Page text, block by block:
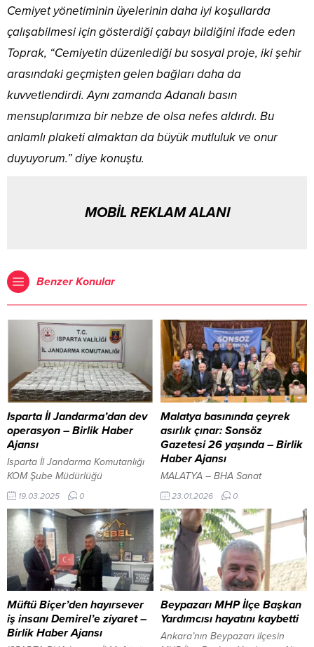
Cemiyet yönetiminin üyelerinin daha iyi koşullarda
çalışabilmesi için gösterdiği çabayı bildiğini ifade eden
Toprak, “Cemiyetin düzenlediği bu sosyal proje, iki şehir
arasındaki geçmişten gelen bağları daha da
kuvvetlendirdi. Aynı zamanda Adanalı basın
mensuplarımıza bir nebze de olsa nefes aldırdı. Bu
anlamlı plaketi almaktan da büyük mutluluk ve onur
duyuyorum.” diye konuştu.
MOBİL REKLAM ALANI
Benzer Konular
Isparta İl Jandarma’dan dev
operasyon – Birlik Haber
Ajansı
Isparta İl Jandarma Komutanlığı
KOM Şube Müdürlüğü
ekiplerince, kaçakçılık suçlarının
önlenmesi ve kaçakçılarla
mücadeleye yönelik yapılan
çalışmalar kapsamında çevre
illerden Isparta iline kaçak
makaron ve tütün mamülleri
getirilerek satışı yapılacağı bilgisi
üzerine operasyon başlatıldı.
Merkez İlçe Jandarma
Komutanlığı ekiplerince müşterek
yapılan operasyonda 2 şüpheli
şahsın aracında yapılan arama
19.03.2025 0
Malatya basınında çeyrek
asırlık çınar: Sonsöz
Gazetesi 26 yaşında – Birlik
Haber Ajansı
MALATYA – BHA Sanat
Sokağı’nda gerçekleştirilen yıl
dönümü programına; basın
mensupları, sivil toplum kuruluşu
temsilcileri ve davetliler katıldı.
Programda Sonsöz Gazetesi’nin
geçmişi, bugün geldiği nokta ve
geleceğe yönelik hedefleri ele
alındı. Programda konuşan
Sonsöz Gazetesi İmtiyaz Sahibi
Ali Er, gazetenin kuruluş
felsefesine dikkat çekerek şu
ifadeleri kullandı: “26 yıl önce...
23.01.2026 0
Müftü Biçer’den hayırsever
iş insanı Demirel’e ziyaret –
Birlik Haber Ajansı
Beypazarı MHP İlçe Başkan
Yardımcısı hayatını kaybetti
Ankara’nın Beypazarı ilçesin